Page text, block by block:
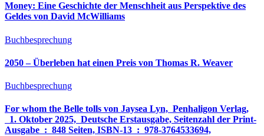
Money: Eine Geschichte der Menschheit aus Perspektive des
Geldes von David McWilliams
Buchbesprechung
2050 – Überleben hat einen Preis von Thomas R. Weaver
Buchbesprechung
For whom the Belle tolls von Jaysea Lyn, ‎ Penhaligon Verlag,
‎ 1. Oktober 2025, ‎ Deutsche Erstausgabe, Seitenzahl der Print-
Ausgabe ‏ : ‎ 848 Seiten, ISBN-13 ‏ : ‎ 978-3764533694,